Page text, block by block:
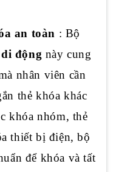
an toàn : Bộ
động này cung
nhân viên cần
thẻ khóa khác
khóa nhóm, thẻ
thiết bị điện, bộ
để khóa và tất